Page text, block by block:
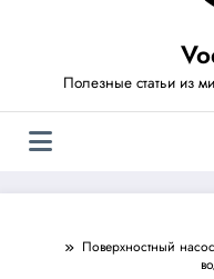
Полезные статьи из
Поверхностный